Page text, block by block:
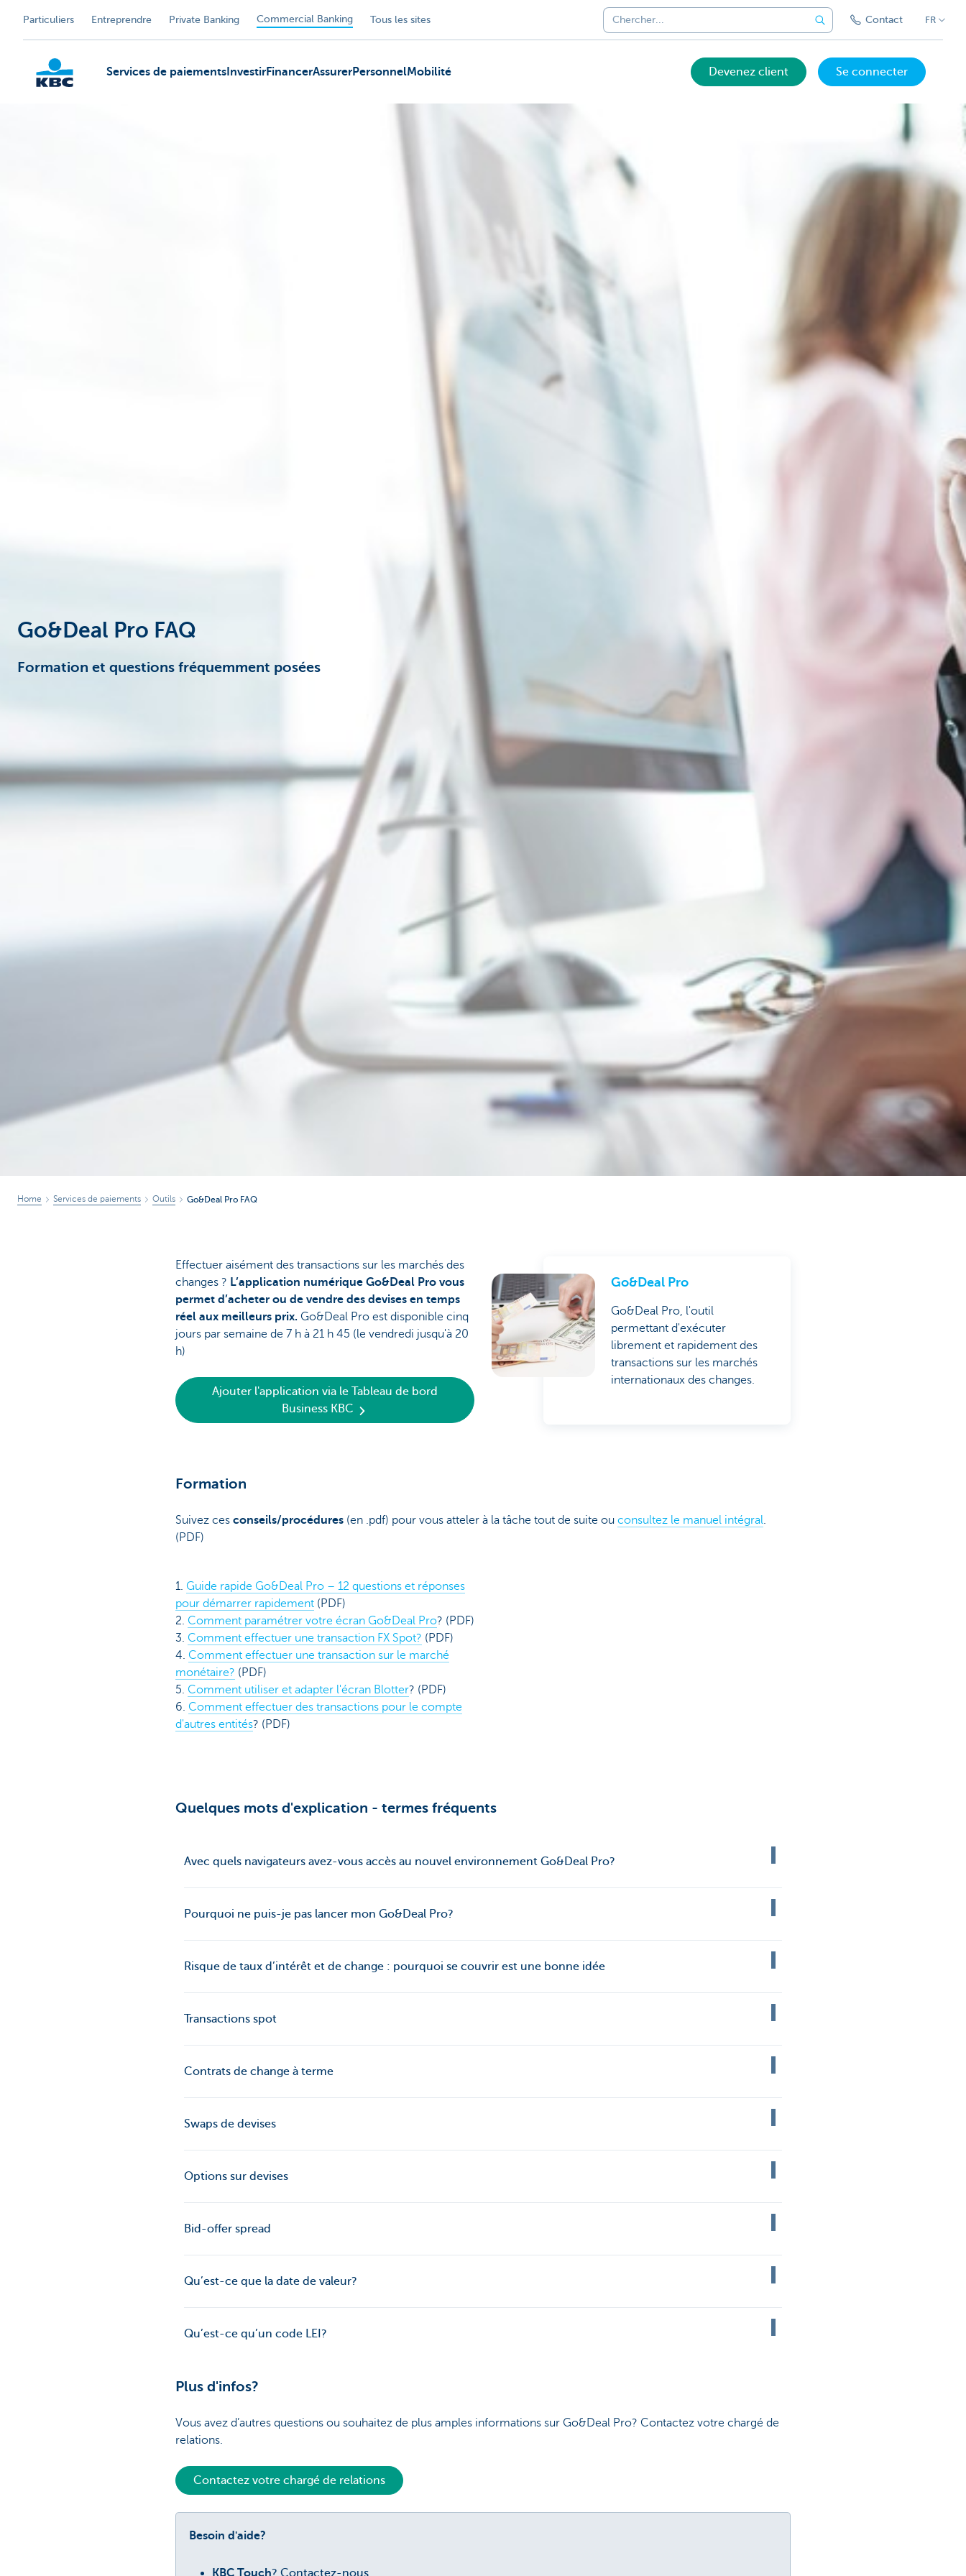
Particuliers Entreprendre Private Banking Commercial Banking Tous les sites Contact FR
Services de paiements InvestirFinancerAssurerPersonnelMobilité Devenez client Se connecter
Go&Deal Pro FAQ
Formation et questions fréquemment posées
Home Services de paiements Outils Go&Deal Pro FAQ
Effectuer aisément des transactions sur les marchés des
changes ? L’application numérique Go&Deal Pro vous
permet d’acheter ou de vendre des devises en temps
réel aux meilleurs prix. Go&Deal Pro est disponible cinq
jours par semaine de 7 h à 21 h 45 (le vendredi jusqu'à 20
h)
Ajouter l'application via le Tableau de bord
Business KBC
Go&Deal Pro
Go&Deal Pro, l'outil
permettant d'exécuter
librement et rapidement des
transactions sur les marchés
internationaux des changes.
Formation
Suivez ces conseils/procédures (en .pdf) pour vous atteler à la tâche tout de suite ou consultez le manuel intégral.
(PDF)
1. Guide rapide Go&Deal Pro – 12 questions et réponses
pour démarrer rapidement (PDF)
2. Comment paramétrer votre écran Go&Deal Pro? (PDF)
3. Comment effectuer une transaction FX Spot? (PDF)
4. Comment effectuer une transaction sur le marché
monétaire? (PDF)
5. Comment utiliser et adapter l'écran Blotter? (PDF)
6. Comment effectuer des transactions pour le compte
d'autres entités? (PDF)
Quelques mots d'explication - termes fréquents
Avec quels navigateurs avez-vous accès au nouvel environnement Go&Deal Pro?
Pourquoi ne puis-je pas lancer mon Go&Deal Pro?
Risque de taux d’intérêt et de change : pourquoi se couvrir est une bonne idée
Transactions spot
Contrats de change à terme
Swaps de devises
Options sur devises
Bid-offer spread
Qu’est-ce que la date de valeur?
Qu’est-ce qu’un code LEI?
Plus d'infos?
Vous avez d’autres questions ou souhaitez de plus amples informations sur Go&Deal Pro? Contactez votre chargé de
relations.
Contactez votre chargé de relations
Besoin d'aide?
KBC Touch? Contactez-nous.